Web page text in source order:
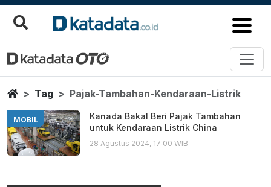
Pajak Tambahan Kendaraan
Berita Terbaru
HomeTag Pajak-Tambahan-Kendaraan-Listrik
MOBIL
Kanada Bakal Beri Pajak Tambahan
untuk Kendaraan Listrik China
28 Agustus 2024, 17:00 WIB